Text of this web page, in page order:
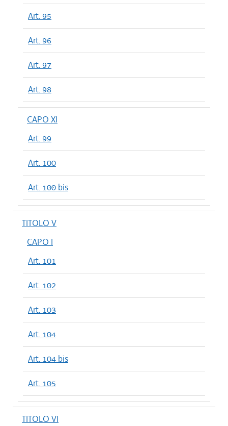
Art. 95
Art. 96
Art. 97
Art. 98
CAPO XI
Art. 99
Art. 100
Art. 100 bis
TITOLO V
CAPO I
Art. 101
Art. 102
Art. 103
Art. 104
Art. 104 bis
Art. 105
TITOLO VI